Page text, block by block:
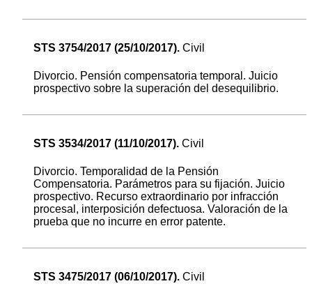
STS 3754/2017 (25/10/2017). Civil
Divorcio. Pensión compensatoria temporal. Juicio
prospectivo sobre la superación del desequilibrio.
STS 3534/2017 (11/10/2017). Civil
Divorcio. Temporalidad de la Pensión
Compensatoria. Parámetros para su fijación. Juicio
prospectivo. Recurso extraordinario por infracción
procesal, interposición defectuosa. Valoración de la
prueba que no incurre en error patente.
STS 3475/2017 (06/10/2017). Civil